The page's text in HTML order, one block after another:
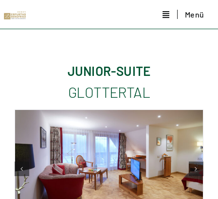
Inhalt
springen
Menü
JUNIOR-SUITE
GLOTTERTAL